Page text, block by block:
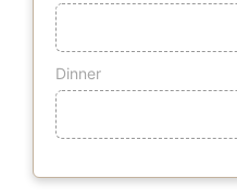
Dinner